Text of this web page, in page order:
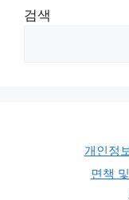
검색
개인정
면책